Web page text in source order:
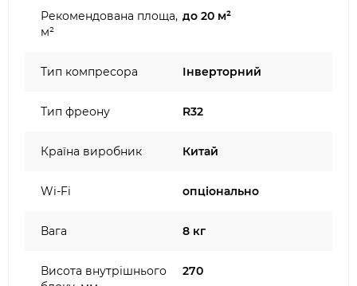
Рекомендована площа,
м²
до 20 м²
Тип компресора Інверторний
Тип фреону R32
Країна виробник Китай
Wi-Fi опціонально
Вага 8 кг
Висота внутрішнього
270